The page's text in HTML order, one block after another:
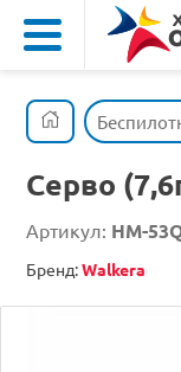
Серво
Артикул: HM-
Бренд:Walkera